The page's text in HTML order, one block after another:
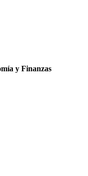
y Finanzas